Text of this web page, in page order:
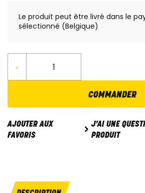
Le produit peut être livré dans le
sélectionné (Belgique)
-
COMMANDER
AJOUTER AUX
FAVORIS
J'AI UNE
PRODUIT